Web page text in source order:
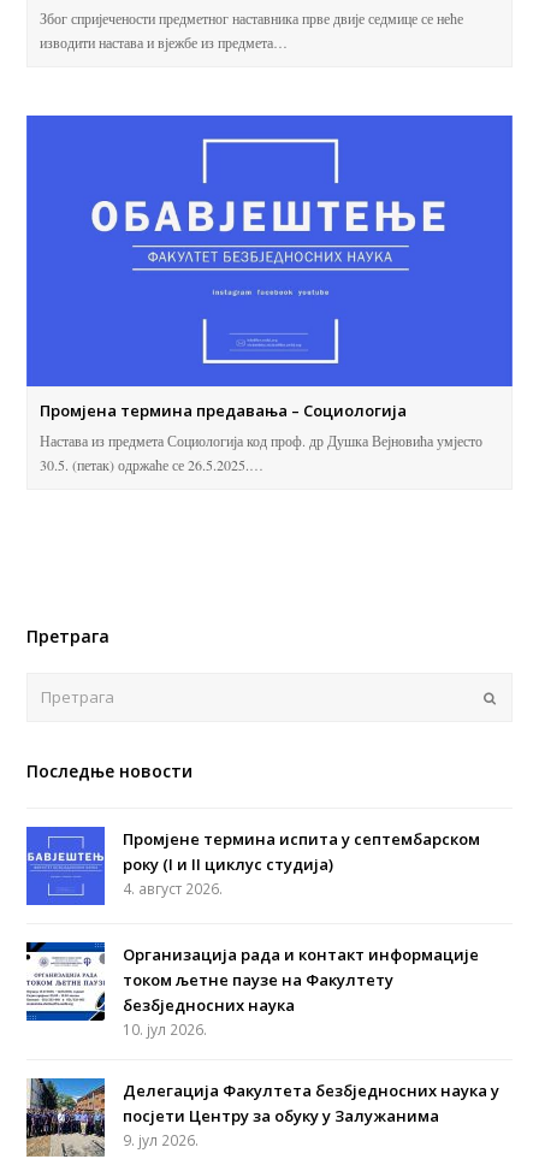
Због спријечености предметног наставника прве двије седмице се неће
изводити настава и вјежбе из предмета…
Промјена термина предавања – Социологија
Настава из предмета Социологија код проф. др Душка Вејновића умјесто
30.5. (петак) одржаће се 26.5.2025.…
Претрага
Последње новости
Промјене термина испита у септембарском
року (I и II циклус студија)
4. август 2026.
Организација рада и контакт информације
током љетне паузе на Факултету
безбједносних наука
10. јул 2026.
Делегација Факултета безбједносних наука у
посјети Центру за обуку у Залужанима
9. јул 2026.